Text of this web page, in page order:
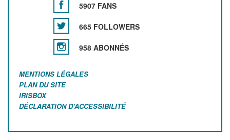
5907 FANS
665 FOLLOWERS
958 ABONNÉS
MENTIONS LÉGALES
PLAN DU SITE
IRISBOX
DÉCLARATION D'ACCESSIBILITÉ